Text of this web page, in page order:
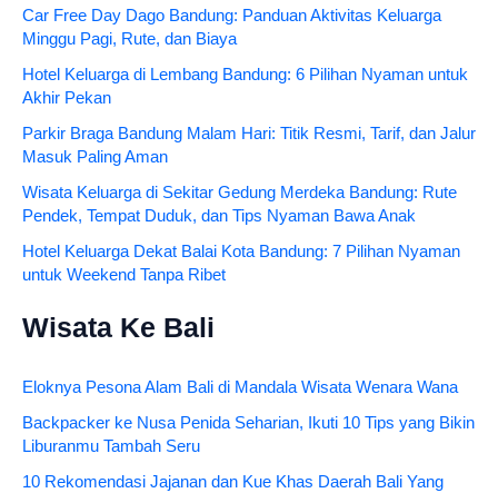
Car Free Day Dago Bandung: Panduan Aktivitas Keluarga
Minggu Pagi, Rute, dan Biaya
Hotel Keluarga di Lembang Bandung: 6 Pilihan Nyaman untuk
Akhir Pekan
Parkir Braga Bandung Malam Hari: Titik Resmi, Tarif, dan Jalur
Masuk Paling Aman
Wisata Keluarga di Sekitar Gedung Merdeka Bandung: Rute
Pendek, Tempat Duduk, dan Tips Nyaman Bawa Anak
Hotel Keluarga Dekat Balai Kota Bandung: 7 Pilihan Nyaman
untuk Weekend Tanpa Ribet
Wisata Ke Bali
Eloknya Pesona Alam Bali di Mandala Wisata Wenara Wana
Backpacker ke Nusa Penida Seharian, Ikuti 10 Tips yang Bikin
Liburanmu Tambah Seru
10 Rekomendasi Jajanan dan Kue Khas Daerah Bali Yang